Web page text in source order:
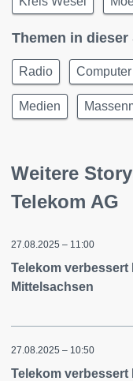
Themen in dieser
Radio
Medien
Weitere
Telekom AG
27.08.2025 – 11:00
Telekom
Mittelsachsen
27.08.2025 – 10:50
Telekom verbessert